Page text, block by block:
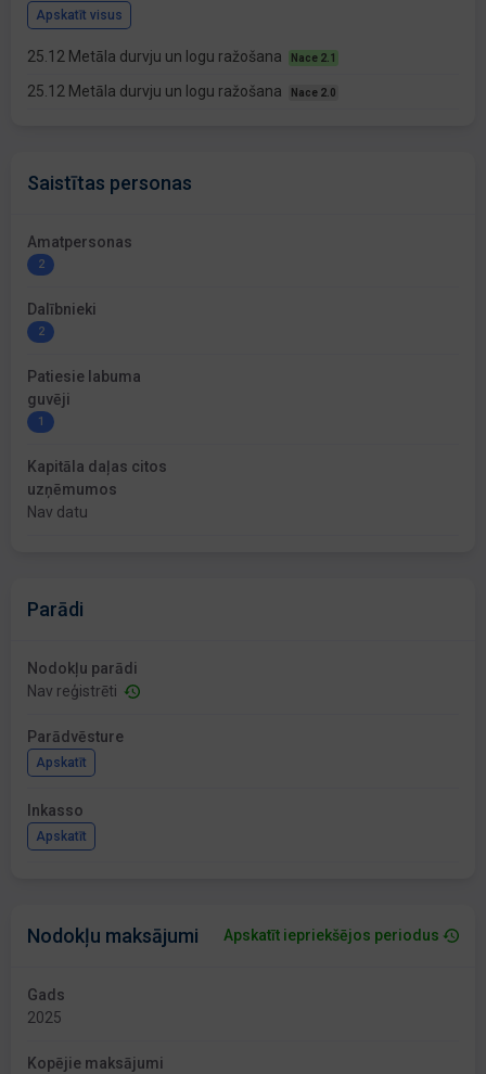
Apskatīt visus
25.12 Metāla durvju un logu ražošana Nace 2.1
25.12 Metāla durvju un logu ražošana Nace 2.0
Saistītas personas
Amatpersonas
2
Dalībnieki
2
Patiesie labuma
guvēji
1
Kapitāla daļas citos
uzņēmumos
Nav datu
Parādi
Nodokļu parādi
Nav reģistrēti
Parādvēsture
Apskatīt
Inkasso
Apskatīt
Nodokļu maksājumi Apskatīt iepriekšējos periodus
Gads
2025
Kopējie maksājumi